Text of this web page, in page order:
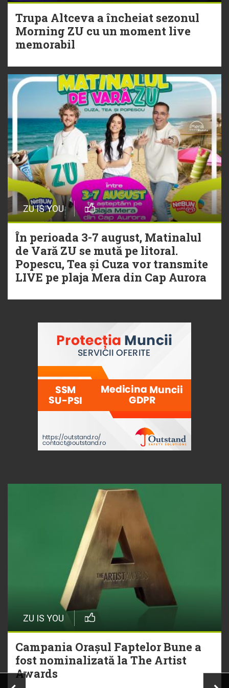
20 Iulie
Torpedoul lui Morar: Theo Rose -
Trupa Altceva a încheiat sezonul
Morning ZU cu un moment live
memorabil
ZU IS YOU
În perioada 3-7 august, Matinalul
de Vară ZU se mută pe litoral.
Popescu, Tea și Cuza vor transmite
LIVE pe plaja Mera din Cap Aurora
ZU IS YOU
Campania Orașul Faptelor Bune a
fost nominalizată la The Artist
Awards